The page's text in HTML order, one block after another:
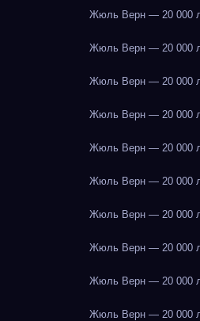
Жюль Верн — 20 000
Жюль Верн — 20 000
Жюль Верн — 20 000
Жюль Верн — 20 000
Жюль Верн — 20 000
Жюль Верн — 20 000
Жюль Верн — 20 000
Жюль Верн — 20 000
Жюль Верн — 20 000
Жюль Верн — 20 000